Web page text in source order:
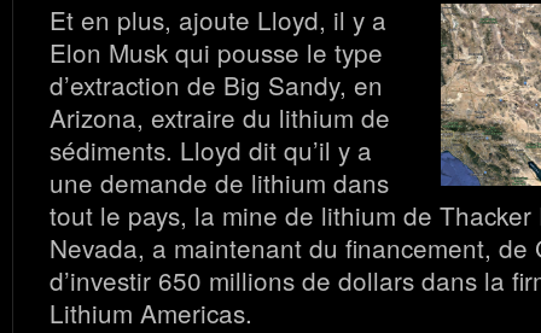
Et en plus, ajoute Lloyd, il y a
Elon Musk qui pousse le type
d’extraction de Big Sandy, en
Arizona, extraire du lithium de
sédiments. Lloyd dit qu’il y a
une demande de lithium dans
tout le pays, la mine de lithium de Thacker
Nevada, a maintenant du financement, de
d’investir 650 millions de dollars dans la
Lithium Americas.